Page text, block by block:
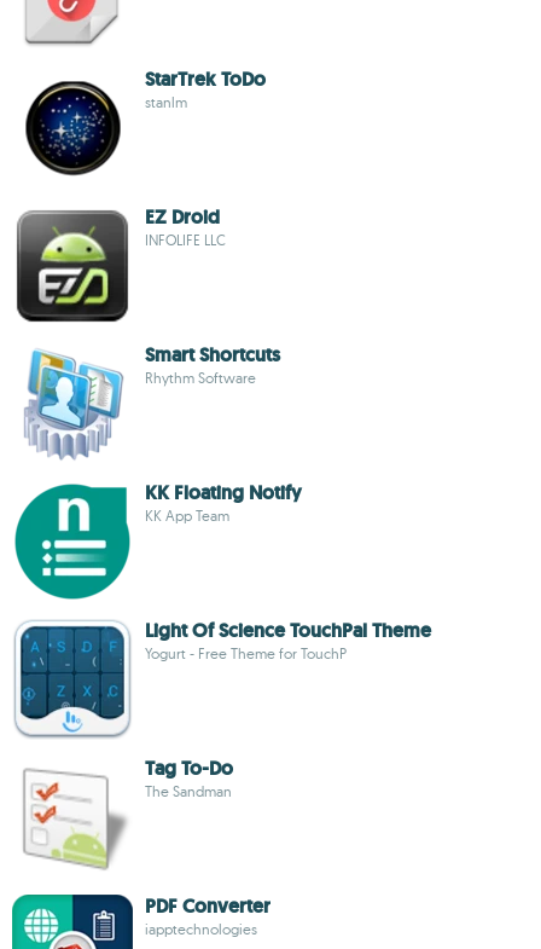
StarTrek ToDo
stanlm
EZ Droid
INFOLIFE LLC
Smart Shortcuts
Rhythm Software
KK Floating Notify
KK App Team
Light Of Science TouchPal Theme
Yogurt - Free Theme for TouchP
Tag To-Do
The Sandman
PDF Converter
iapptechnologies